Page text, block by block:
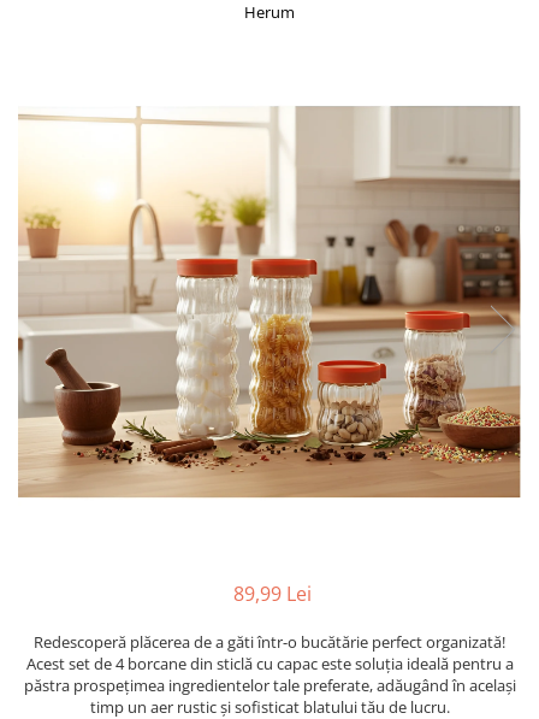
Tacamuri
Ustensile
Herum
89,99 Lei
Redescoperă plăcerea de a găti într-o bucătărie perfect organizată!
Acest set de 4 borcane din sticlă cu capac este soluția ideală pentru a
păstra prospețimea ingredientelor tale preferate, adăugând în același
timp un aer rustic și sofisticat blatului tău de lucru.